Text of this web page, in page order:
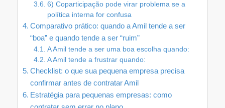
6) Coparticipação pode virar problema se a
política interna for confusa
Comparativo prático: quando a Amil tende a ser
“boa” e quando tende a ser “ruim”
A Amil tende a ser uma boa escolha quando:
A Amil tende a frustrar quando:
Checklist: o que sua pequena empresa precisa
confirmar antes de contratar Amil
Estratégia para pequenas empresas: como